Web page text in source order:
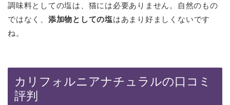
調味料としての塩は、猫には必要ありません。自然のもの
ではなく、 添加物としての塩はあまり好ましくないです
ね。
カリフォルニアナチュラルの口コミ
評判